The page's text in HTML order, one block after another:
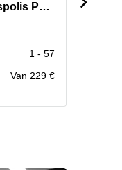
Siriusdreef 17-27,Transpolis Park
1 - 57
Van 229 €